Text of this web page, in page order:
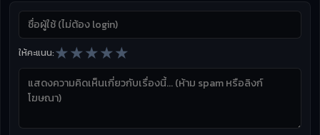
ให้คะแนน:★★★★★